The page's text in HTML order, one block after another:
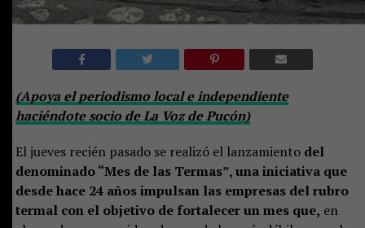
(Apoya el periodismo local e independiente
haciéndote socio de La Voz de Pucón)
El jueves recién pasado se realizó el lanzamientodel
denominado “Mes de las Termas”, una iniciativa que
desde hace 24 años impulsan las empresas del rubro
termal con el objetivo de fortalecer un mes que, en